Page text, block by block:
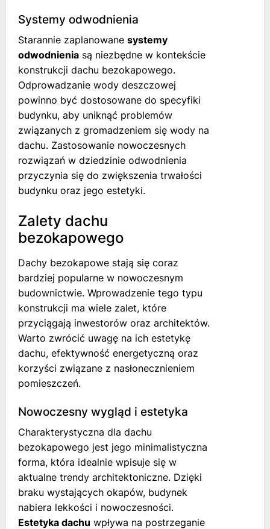
Systemy odwodnienia
Starannie zaplanowane systemy
odwodnienia są niezbędne w kontekście
konstrukcji dachu bezokapowego.
Odprowadzanie wody deszczowej
powinno być dostosowane do specyfiki
budynku, aby uniknąć problemów
związanych z gromadzeniem się wody na
dachu. Zastosowanie nowoczesnych
rozwiązań w dziedzinie odwodnienia
przyczynia się do zwiększenia trwałości
budynku oraz jego estetyki.
Zalety dachu
bezokapowego
Dachy bezokapowe stają się coraz
bardziej popularne w nowoczesnym
budownictwie. Wprowadzenie tego typu
konstrukcji ma wiele zalet, które
przyciągają inwestorów oraz architektów.
Warto zwrócić uwagę na ich estetykę
dachu, efektywność energetyczną oraz
korzyści związane z nasłonecznieniem
pomieszczeń.
Nowoczesny wygląd i estetyka
Charakterystyczna dla dachu
bezokapowego jest jego minimalistyczna
forma, która idealnie wpisuje się w
aktualne trendy architektoniczne. Dzięki
braku wystających okapów, budynek
nabiera lekkości i nowoczesności.
Estetyka dachu wpływa na postrzeganie